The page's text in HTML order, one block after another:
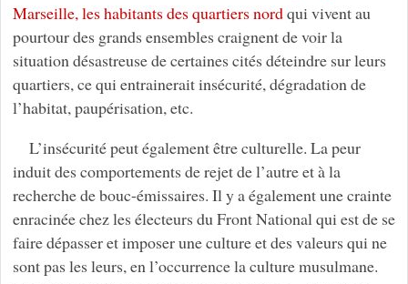
Marseille, les habitants des quartiers nordqui vivent au
pourtour des grands ensembles craignent de voir la
situation désastreuse de certaines cités déteindre sur leurs
quartiers, ce qui entrainerait insécurité, dégradation de
l’habitat, paupérisation, etc.
L’insécurité peut également être culturelle. La peur
induit des comportements de rejet de l’autre et à la
recherche de bouc-émissaires. Il y a également une crainte
enracinée chez les électeurs du Front National qui est de se
faire dépasser et imposer une culture et des valeurs qui ne
sont pas les leurs, en l’occurrence la culture musulmane.